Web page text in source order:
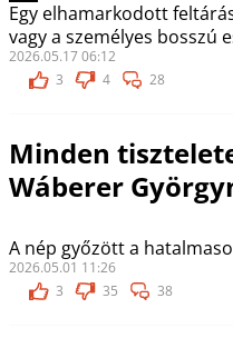
Egy elhamarkodott
vagy a személyes bosszú
2026.05.17 06:12
3
4 28
Minden
Wáberer
A nép győzött a
2026.05.01 11:26
3
35 38